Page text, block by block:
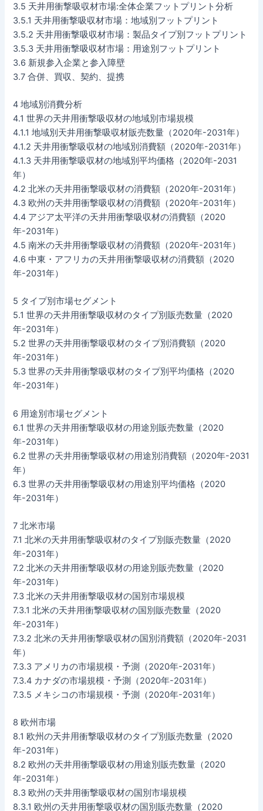
3.5 天井用衝撃吸収材市場:全体企業フットプリント分析
3.5.1 天井用衝撃吸収材市場：地域別フットプリント
3.5.2 天井用衝撃吸収材市場：製品タイプ別フットプリント
3.5.3 天井用衝撃吸収材市場：用途別フットプリント
3.6 新規参入企業と参入障壁
3.7 合併、買収、契約、提携
4 地域別消費分析
4.1 世界の天井用衝撃吸収材の地域別市場規模
4.1.1 地域別天井用衝撃吸収材販売数量（2020年-2031年）
4.1.2 天井用衝撃吸収材の地域別消費額（2020年-2031年）
4.1.3 天井用衝撃吸収材の地域別平均価格（2020年-2031
年）
4.2 北米の天井用衝撃吸収材の消費額（2020年-2031年）
4.3 欧州の天井用衝撃吸収材の消費額（2020年-2031年）
4.4 アジア太平洋の天井用衝撃吸収材の消費額（2020
年-2031年）
4.5 南米の天井用衝撃吸収材の消費額（2020年-2031年）
4.6 中東・アフリカの天井用衝撃吸収材の消費額（2020
年-2031年）
5 タイプ別市場セグメント
5.1 世界の天井用衝撃吸収材のタイプ別販売数量（2020
年-2031年）
5.2 世界の天井用衝撃吸収材のタイプ別消費額（2020
年-2031年）
5.3 世界の天井用衝撃吸収材のタイプ別平均価格（2020
年-2031年）
6 用途別市場セグメント
6.1 世界の天井用衝撃吸収材の用途別販売数量（2020
年-2031年）
6.2 世界の天井用衝撃吸収材の用途別消費額（2020年-2031
年）
6.3 世界の天井用衝撃吸収材の用途別平均価格（2020
年-2031年）
7 北米市場
7.1 北米の天井用衝撃吸収材のタイプ別販売数量（2020
年-2031年）
7.2 北米の天井用衝撃吸収材の用途別販売数量（2020
年-2031年）
7.3 北米の天井用衝撃吸収材の国別市場規模
7.3.1 北米の天井用衝撃吸収材の国別販売数量（2020
年-2031年）
7.3.2 北米の天井用衝撃吸収材の国別消費額（2020年-2031
年）
7.3.3 アメリカの市場規模・予測（2020年-2031年）
7.3.4 カナダの市場規模・予測（2020年-2031年）
7.3.5 メキシコの市場規模・予測（2020年-2031年）
8 欧州市場
8.1 欧州の天井用衝撃吸収材のタイプ別販売数量（2020
年-2031年）
8.2 欧州の天井用衝撃吸収材の用途別販売数量（2020
年-2031年）
8.3 欧州の天井用衝撃吸収材の国別市場規模
8.3.1 欧州の天井用衝撃吸収材の国別販売数量（2020